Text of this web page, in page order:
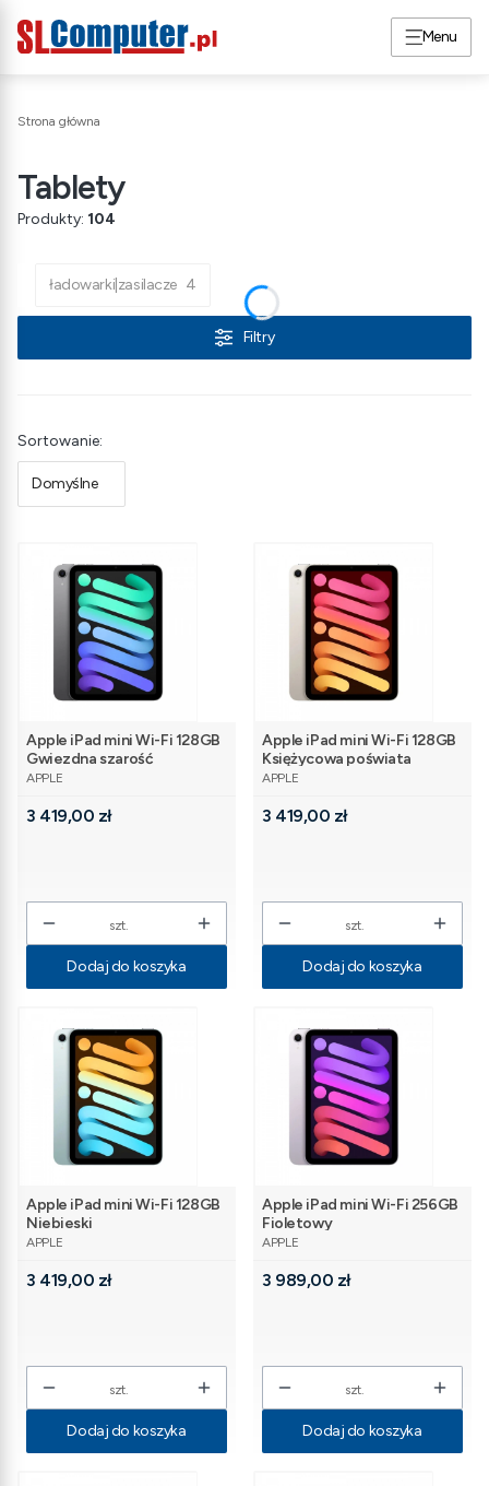
Menu
Strona główna
Tablety
Produkty: 104
ładowarki|zasilacze 4
Filtry
Lista produktów
Sortowanie:
Domyślne
Apple iPad mini Wi-Fi 128GB
Gwiezdna szarość
PRODUCENT
APPLE
Cena
3 419,00 zł
szt.
Dodaj do koszyka
Apple iPad mini Wi-Fi 128GB
Księżycowa poświata
PRODUCENT
APPLE
Cena
3 419,00 zł
szt.
Dodaj do koszyka
Apple iPad mini Wi-Fi 128GB
Niebieski
PRODUCENT
APPLE
Cena
3 419,00 zł
szt.
Dodaj do koszyka
Apple iPad mini Wi-Fi 256GB
Fioletowy
PRODUCENT
APPLE
Cena
3 989,00 zł
szt.
Dodaj do koszyka